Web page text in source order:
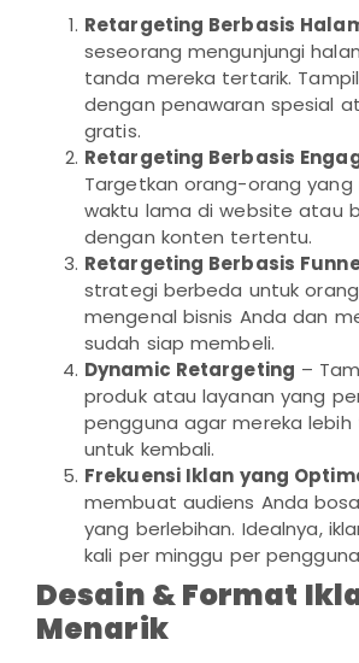
Retargeting Berbasis
seseorang mengunjungi
tanda mereka tertarik.
dengan penawaran spesial
gratis.
Retargeting Berbasis
Targetkan orang-orang yang
waktu lama di website atau
dengan konten tertentu.
Retargeting Berbasis
strategi berbeda untuk
mengenal bisnis Anda dan
sudah siap membeli.
Dynamic Retargeting –
produk atau layanan yang
pengguna agar mereka
untuk kembali.
Frekuensi Iklan yang
membuat audiens Anda
yang berlebihan. Idealnya,
kali per minggu per
Desain & Format
Menarik